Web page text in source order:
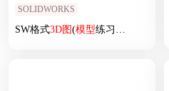
SOLIDWORKS
SW格式3D图(模型练习题)-047